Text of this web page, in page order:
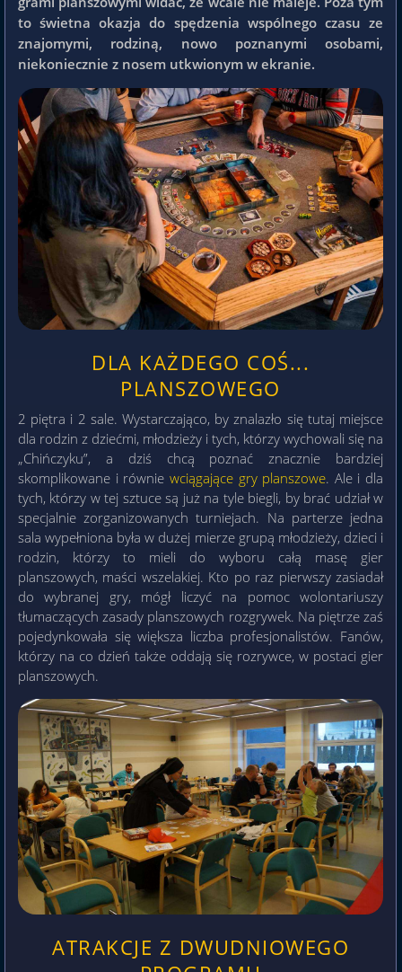
to świetna okazja do spędzenia wspólnego czasu ze
znajomymi, rodziną, nowo poznanymi osobami,
niekoniecznie z nosem utkwionym w ekranie.
DLA KAŻDEGO COŚ...
PLANSZOWEGO
2 piętra i 2 sale. Wystarczająco, by znalazło się tutaj miejsce
dla rodzin z dziećmi, młodzieży i tych, którzy wychowali się na
„Chińczyku”, a dziś chcą poznać znacznie bardziej
skomplikowane i równie wciągające gry planszowe. Ale i dla
tych, którzy w tej sztuce są już na tyle biegli, by brać udział w
specjalnie zorganizowanych turniejach. Na parterze jedna
sala wypełniona była w dużej mierze grupą młodzieży, dzieci i
rodzin, którzy to mieli do wyboru całą masę gier
planszowych, maści wszelakiej. Kto po raz pierwszy zasiadał
do wybranej gry, mógł liczyć na pomoc wolontariuszy
tłumaczących zasady planszowych rozgrywek. Na piętrze zaś
pojedynkowała się większa liczba profesjonalistów. Fanów,
którzy na co dzień także oddają się rozrywce, w postaci gier
planszowych.
ATRAKCJE Z DWUDNIOWEGO